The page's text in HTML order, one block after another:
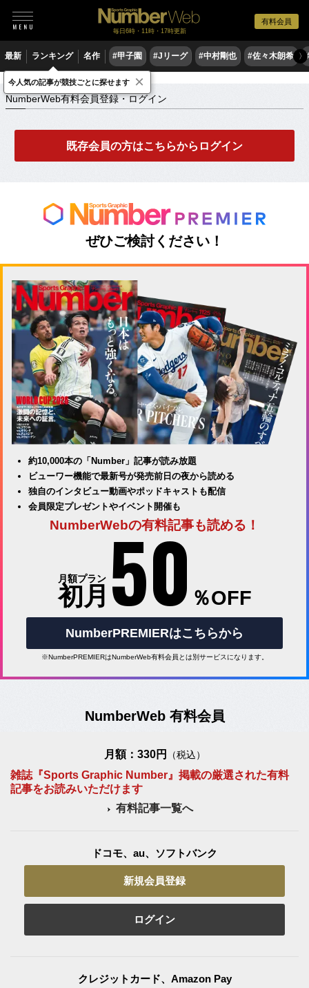
有料会員
毎日6時・11時・17時更新
最新 ランキング 名作 #甲子園 #Jリーグ #中村剛也 #佐々木朗希 〉
NumberWeb有料会員登録・ログイン
NumberWeb有料会員登録・ログイン
既存会員の方はこちらからログイン
ぜひご検討ください！
約10,000本の「Number」記事が読み放題
ビューワー機能で最新号が発売前日の夜から読める
独自のインタビュー動画やポッドキャストも配信
会員限定プレゼントやイベント開催も
NumberWebの有料記事も読める！
月額プラン
初月 50 ％OFF
NumberPREMIERはこちらから
※NumberPREMIERはNumberWeb有料会員とは別サービスになります。
NumberWeb 有料会員
月額：330円 （税込）
雑誌『Sports Graphic Number』掲載の厳選された有料
記事をお読みいただけます
有料記事一覧へ
ドコモ、au、ソフトバンク
新規会員登録
ログイン
クレジットカード、Amazon Pay
今人気の記事が競技ごとに探せます ×